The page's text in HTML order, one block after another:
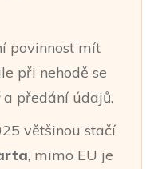
povinnost mít
při nehodě se
a předání údajů.
většinou stačí
, mimo EU je